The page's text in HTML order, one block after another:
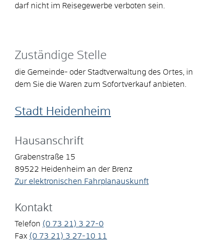
darf nicht im Reisegewerbe verboten sein.
Zuständige Stelle
die Gemeinde- oder Stadtverwaltung des Ortes, in
dem Sie die Waren zum Sofortverkauf anbieten.
Stadt Heidenheim
Hausanschrift
Grabenstraße 15
89522 Heidenheim an der Brenz
Zur elektronischen Fahrplanauskunft
Kontakt
Telefon (0 73 21) 3 27-0
Fax (0 73 21) 3 27-10 11